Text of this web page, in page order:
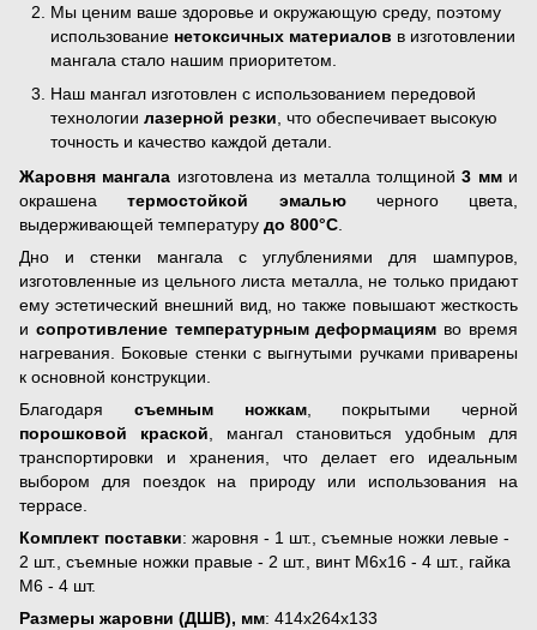
Мы ценим ваше здоровье и окружающую среду, поэтому
использование нетоксичных материалов в изготовлении
мангала стало нашим приоритетом.
Наш мангал изготовлен с использованием передовой
технологии лазерной резки, что обеспечивает высокую
точность и качество каждой детали.
Жаровня мангала изготовлена из металла толщиной3 мми
окрашенатермостойкой эмальючерного цвета,
выдерживающей температуру до 800°C
Дно и стенки мангала с углублениями для шампуров,
изготовленные из цельного листа металла, не только придают
ему эстетический внешний вид, но также повышают жесткость
и сопротивление температурным деформациям во время
нагревания. Боковые стенки с выгнутыми ручками приварены
к основной конструкции.
Благодаря съемным ножкам, покрытыми черной
порошковой краской , мангал становиться удобным для
транспортировки и хранения, что делает его идеальным
выбором для поездок на природу или использования на
террасе.
Комплект поставки: жаровня - 1 шт., съемные ножки левые -
2 шт., съемные ножки правые - 2 шт., винт М6х16 - 4 шт., гайка
М6 - 4 шт.
Размеры жаровни (ДШВ), мм: 414х264х133